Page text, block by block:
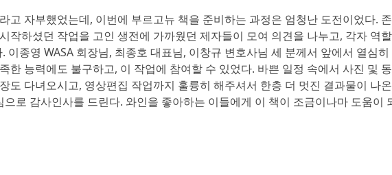
고 자부했었는데, 이번에 부르고뉴 책을 준비하는 과정은 엄청난 도전이었다.
작하셨던 작업을 고인 생전에 가까웠던 제자들이 모여 의견을 나누고, 각자 역
이종영 WASA 회장님, 최종호 대표님, 이창규 변호사님 세 분께서 앞에서 열심히
한 능력에도 불구하고, 이 작업에 참여할 수 있었다. 바쁜 일정 속에서 사진 및
도 다녀오시고, 영상편집 작업까지 훌륭히 해주셔서 한층 더 멋진 결과물이 나
로 감사인사를 드린다. 와인을 좋아하는 이들에게 이 책이 조금이나마 도움이